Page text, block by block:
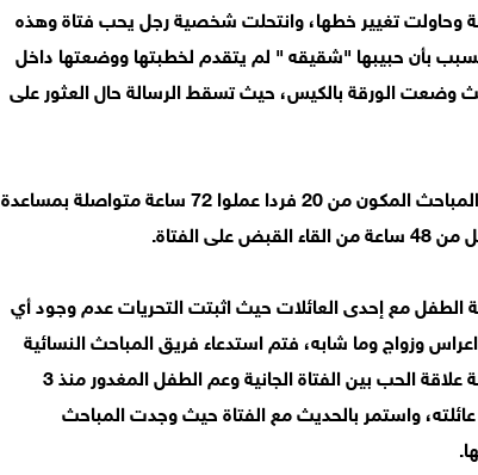
وحاولت تغيير خطها، وانتحلت شخصية رجل يحب فتاة وهذه
بأن حبيبها "شقيقه " لم يتقدم لخطبتها ووضعتها داخل
وضعت الورقة بالكيس، حيث تسقط الرسالة حال العثور على
كما واكد مدير المباحث الرائد جهاد سواف، أن فريق المباحث المكون من 20 فردا عملوا 72 ساعة متواصلة بمساعدة
الفتاة.
الطفل مع إحدى العائلات حيث اثبتت التحريات عدم وجود أي
وزواج وما شابه، فتم استدعاء فريق المباحث النسائية
اللواتي عملن طوال 72 ساعة متواصلة لتنكشف قصة علاقة الحب بين الفتاة الجانية وعم الطفل المغدور منذ 3
واستمر بالحديث مع الفتاة حيث وجدت المباحث